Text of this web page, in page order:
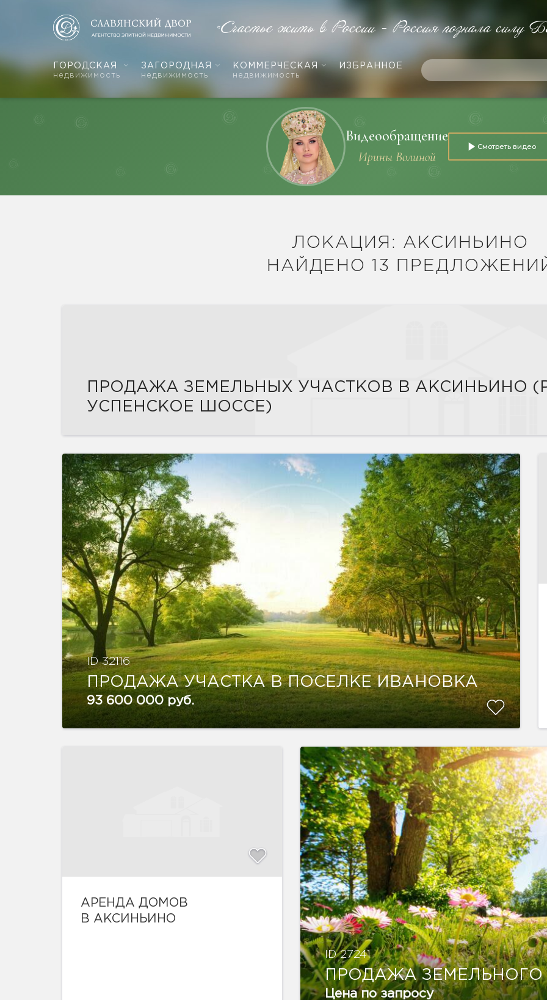
ГОРОДСКАЯ
недвижимость
ЗАГОРОДНАЯ
недвижимость
КОММЕРЧЕСКАЯ
недвижимость
ИЗБРАННОЕ
«Счастье жить в России - Россия познала силу
Видеообращение
Ирины Волиной
Смотреть видео
ЛОКАЦИЯ: АКСИНЬИНО
НАЙДЕНО 13
ПРОДАЖА ЗЕМЕЛЬНЫХ УЧАСТКОВ В АКСИНЬИНО
УСПЕНСКОЕ ШОССЕ)
ID 32116
ПРОДАЖА УЧАСТКА В ПОСЕЛКЕ ИВАНОВКА
93 600 000 руб.
АРЕНДА ДОМОВ
В АКСИНЬИНО
ID 27241
ПРОДАЖА ЗЕМЕЛЬНОГО
Цена по запросу